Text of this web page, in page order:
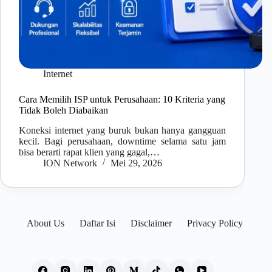
Internet
Cara Memilih ISP untuk Perusahaan: 10 Kriteria yang
Tidak Boleh Diabaikan
Koneksi internet yang buruk bukan hanya gangguan
kecil. Bagi perusahaan, downtime selama satu jam
bisa berarti rapat klien yang gagal,…
ION Network
Mei 29, 2026
About Us Daftar Isi Disclaimer Privacy Policy